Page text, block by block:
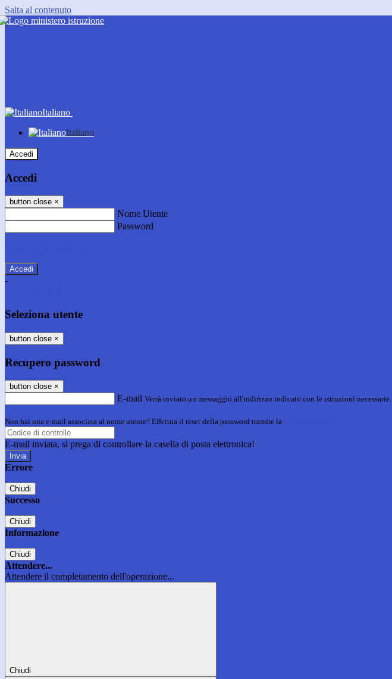
Salta al contenuto
Italiano
Italiano
Accedi
Accedi
button close ×
Nome Utente
Password
-
Seleziona utente
button close ×
Recupero password
button close ×
E-mail Verrà inviato un messaggio all'indirizzo indicato con le istruzioni necessarie.
Non hai una e-mail associata al nome utente? Effettua il reset della password tramite la
E-mail inviata, si prega di controllare la casella di posta elettronica!
Errore
Chiudi
Successo
Chiudi
Informazione
Chiudi
Attendere...
Attendere il completamento dell'operazione...
Chiudi